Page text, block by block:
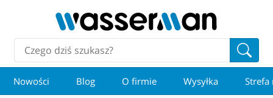
Nowości Blog O firmie Wysyłka Strefa